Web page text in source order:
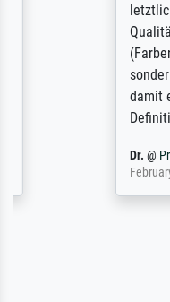
letztlich sogar
Qualität des
(Farben,
sondern
damit ein
Definitiv den
ProvenExpert
February 3, 2026